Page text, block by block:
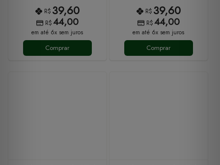
R$ 39,60
R$44,00
em até 6x sem juros
Comprar
R$ 39,60
R$44,00
em até 6x sem juros
Comprar